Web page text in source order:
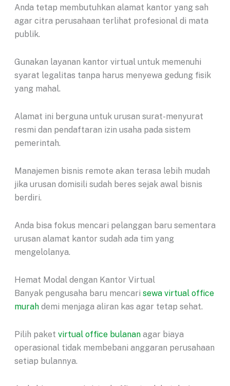
Anda tetap membutuhkan alamat kantor yang sah
agar citra perusahaan terlihat profesional di mata
publik.
Gunakan layanan kantor virtual untuk memenuhi
syarat legalitas tanpa harus menyewa gedung fisik
yang mahal.
Alamat ini berguna untuk urusan surat-menyurat
resmi dan pendaftaran izin usaha pada sistem
pemerintah.
Manajemen bisnis remote akan terasa lebih mudah
jika urusan domisili sudah beres sejak awal bisnis
berdiri.
Anda bisa fokus mencari pelanggan baru sementara
urusan alamat kantor sudah ada tim yang
mengelolanya.
Hemat Modal dengan Kantor Virtual
Banyak pengusaha baru mencari sewa virtual office
murahdemi menjaga aliran kas agar tetap sehat.
Pilih paket virtual office bulananagar biaya
operasional tidak membebani anggaran perusahaan
setiap bulannya.